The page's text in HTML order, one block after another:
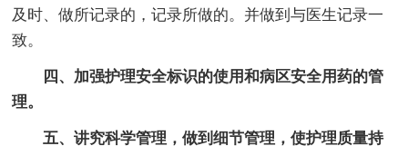
及时、做所记录的，记录所做的。并做到与医生记录一
致。
四、加强护理安全标识的使用和病区安全用药的管
理。
五、讲究科学管理，做到细节管理，使护理质量持